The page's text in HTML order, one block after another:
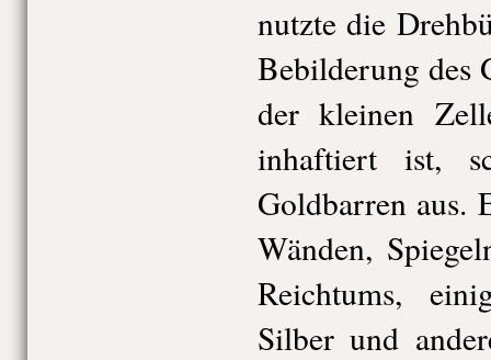
nutzte die
Bebilderung des
der kleinen
inhaftiert ist,
Goldbarren aus.
Wänden,
Reichtums,
Silber und